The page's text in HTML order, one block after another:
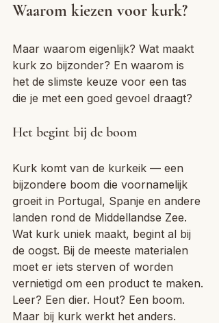
Waarom kiezen voor kurk?
Maar waarom eigenlijk? Wat maakt
kurk zo bijzonder? En waarom is
het de slimste keuze voor een tas
die je met een goed gevoel draagt?
Het begint bij de boom
Kurk komt van de kurkeik — een
bijzondere boom die voornamelijk
groeit in Portugal, Spanje en andere
landen rond de Middellandse Zee.
Wat kurk uniek maakt, begint al bij
de oogst. Bij de meeste materialen
moet er iets sterven of worden
vernietigd om een product te maken.
Leer? Een dier. Hout? Een boom.
Maar bij kurk werkt het anders.